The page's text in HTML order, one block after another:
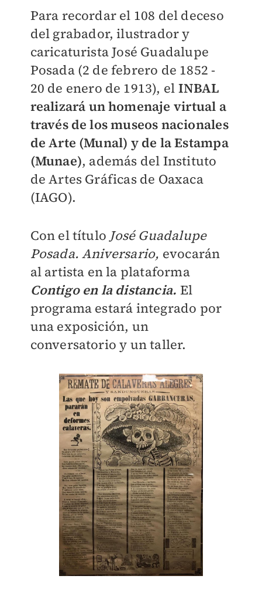
Para recordar el 108 del deceso
del grabador, ilustrador y
caricaturista José Guadalupe
Posada (2 de febrero de 1852 -
20 de enero de 1913), el INBAL
realizará un homenaje virtual a
través de los museos nacionales
de Arte (Munal) y de la Estampa
(Munae), además del Instituto
de Artes Gráficas de Oaxaca
(IAGO).
Con el título José Guadalupe
Posada. Aniversario, evocarán
al artista en la plataforma
Contigo en la distancia. El
programa estará integrado por
una exposición, un
conversatorio y un taller.